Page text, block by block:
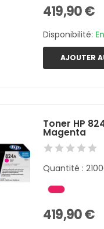
419,90 €
Disponibilité:
AJOUTER
Toner HP
Magenta
Quantité :
419,90 €